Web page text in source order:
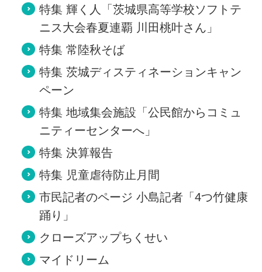
特集 輝く人「茨城県高等学校ソフトテ
ニス大会春夏連覇 川田桃叶さん」
特集 常陸秋そば
特集 茨城ディスティネーションキャン
ペーン
特集 地域集会施設「公民館からコミュ
ニティーセンターへ」
特集 決算報告
特集 児童虐待防止月間
市民記者のページ 小島記者「4つ竹健康
踊り」
クローズアップちくせい
マイドリーム